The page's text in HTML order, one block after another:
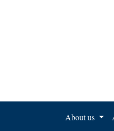
About us